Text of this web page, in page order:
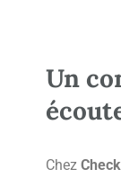
Un
Chez